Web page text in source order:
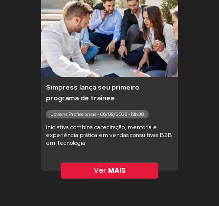
Simpress lança seu primeiro
programa de trainee
Jovens Profissionais - 06/08/2026 - 18h38
Iniciativa combina capacitação, mentoria e
experiência prática em vendas consultivas B2B
em Tecnologia
Ver MAIS